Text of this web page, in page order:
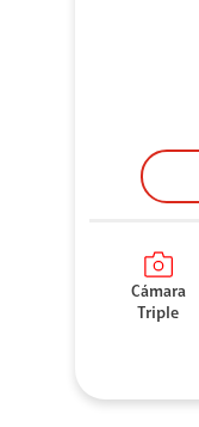
Cámara
Triple